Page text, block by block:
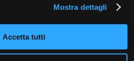
Mostra dettagli
Accetta tutti